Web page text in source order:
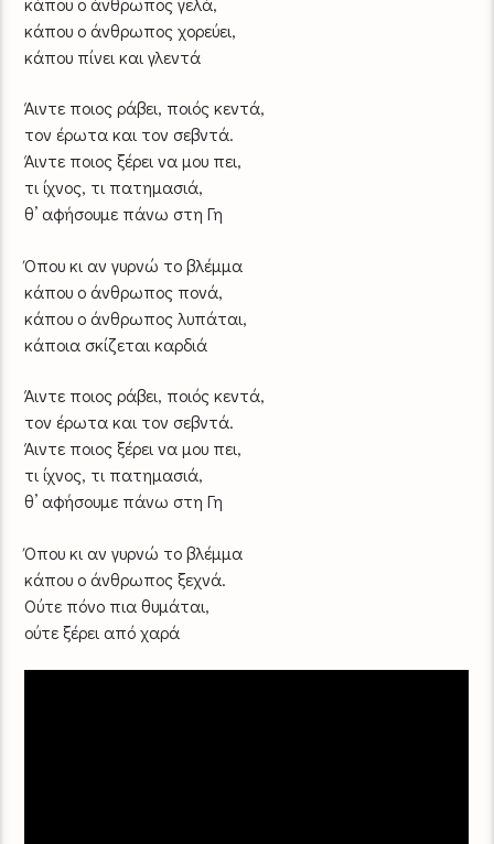
κάπου ο άνθρωπος χορεύει,
κάπου πίνει και γλεντά
Άιντε ποιος ράβει, ποιός κεντά,
τον έρωτα και τον σεβντά.
Άιντε ποιος ξέρει να μου πει,
τι ίχνος, τι πατημασιά,
θ’ αφήσουμε πάνω στη Γη
Όπου κι αν γυρνώ το βλέμμα
κάπου ο άνθρωπος πονά,
κάπου ο άνθρωπος λυπάται,
κάποια σκίζεται καρδιά
Άιντε ποιος ράβει, ποιός κεντά,
τον έρωτα και τον σεβντά.
Άιντε ποιος ξέρει να μου πει,
τι ίχνος, τι πατημασιά,
θ’ αφήσουμε πάνω στη Γη
Όπου κι αν γυρνώ το βλέμμα
κάπου ο άνθρωπος ξεχνά.
Ούτε πόνο πια θυμάται,
ούτε ξέρει από χαρά